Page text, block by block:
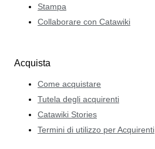
Stampa
Collaborare con Catawiki
Acquista
Come acquistare
Tutela degli acquirenti
Catawiki Stories
Termini di utilizzo per Acquirenti